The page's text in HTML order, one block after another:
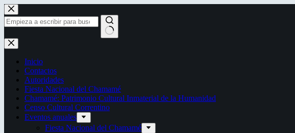
Saltar
al
contenido
Sin
resultados
Inicio
Contactos
Autoridades
Fiesta Nacional del Chamamé
Chamamé: Patrimonio Cultural Inmaterial de la Humanidad
Censo Cultural Correntino
Eventos anuales
Fiesta Nacional del Chamamé